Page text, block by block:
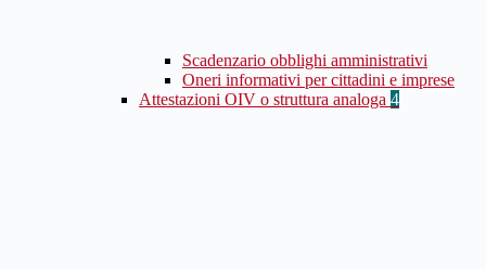
Scadenzario obblighi amministrativi
Oneri informativi per cittadini e imprese
Attestazioni OIV o struttura analoga 4